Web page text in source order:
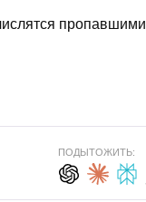
пропавшими
ПОДЫТОЖИТЬ: